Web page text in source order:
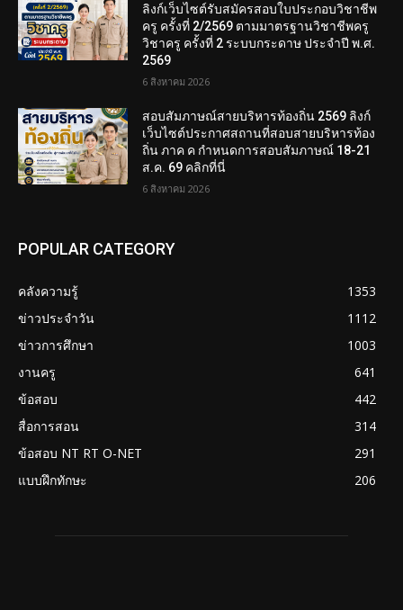
ลิงก์เว็บไซต์รับสมัครสอบใบประกอบวิชาชีพ
ครู ครั้งที่ 2/2569 ตามมาตรฐานวิชาชีพครู
วิชาครู ครั้งที่ 2 ระบบกระดาษ ประจำปี พ.ศ.
2569
6 สิงหาคม 2026
สอบสัมภาษณ์สายบริหารท้องถิ่น 2569 ลิงก์
เว็บไซต์ประกาศสถานที่สอบสายบริหารท้อง
ถิ่น ภาค ค กำหนดการสอบสัมภาษณ์ 18-21
ส.ค. 69 คลิกที่นี่
6 สิงหาคม 2026
POPULAR CATEGORY
คลังความรู้
1353
ข่าวประจำวัน
1112
ข่าวการศึกษา
1003
งานครู
641
ข้อสอบ
442
สื่อการสอน
314
ข้อสอบ NT RT O-NET
291
แบบฝึกทักษะ
206